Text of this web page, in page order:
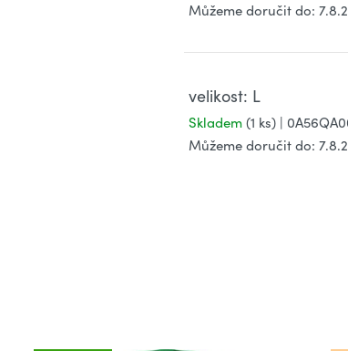
Můžeme doručit do:
velikost: L
Skladem (1 ks) |
Můžeme doručit do: